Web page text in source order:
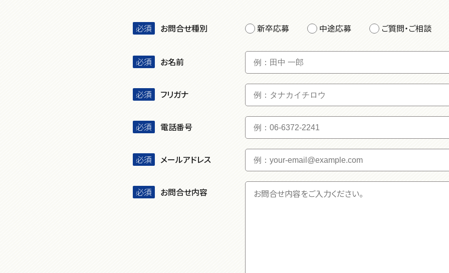
お問合せ種別 新卒応募 中途応募 ご質問・ご相談
お名前
フリガナ
電話番号
メールアドレス
お問合せ内容